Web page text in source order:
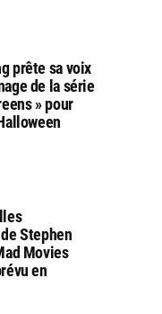
prête sa voix
de la série
» pour
Stephen
Movies
en